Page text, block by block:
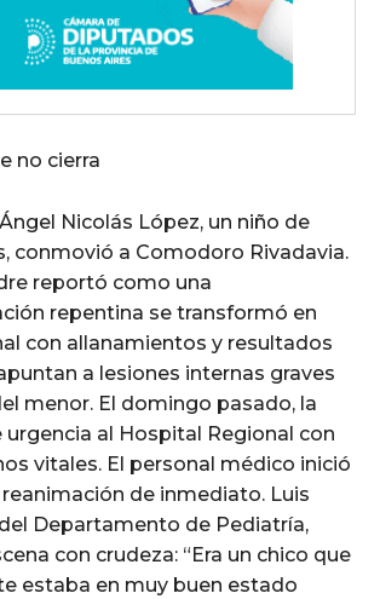
no cierra
Nicolás López, un niño de
conmovió a Comodoro Rivadavia.
reportó como una
repentina se transformó en
con allanamientos y resultados
a lesiones internas graves
menor. El domingo pasado, la
urgencia al Hospital Regional con
vitales. El personal médico inició
de inmediato. Luis
Departamento de Pediatría,
con crudeza: “Era un chico que
estaba en muy buen estado